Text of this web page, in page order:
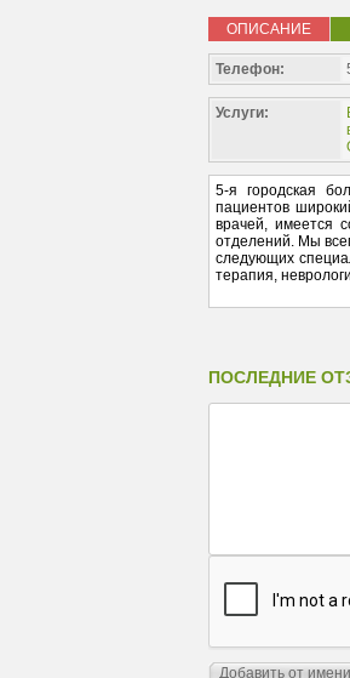
ОПИСАНИЕ
Телефон:
Услуги:
5-я городская
пациентов
врачей, имеется
отделений. Мы
следующих
терапия,
ПОСЛЕДНИЕ